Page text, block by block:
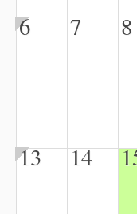
6 7 8
13 14